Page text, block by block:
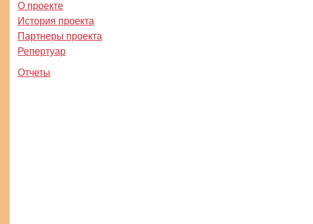
О проекте
История проекта
Партнеры проекта
Репертуар
Отчеты